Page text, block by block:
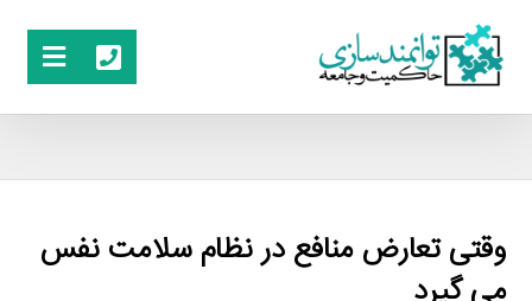
وقتی تعارض منافع در نظام سلامت نفس